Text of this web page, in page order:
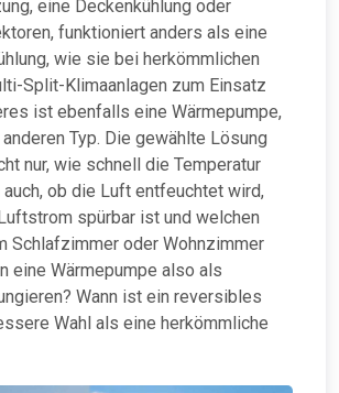
eine Deckenkühlung oder
funktioniert anders als eine
wie sie bei herkömmlichen
Split-Klimaanlagen zum Einsatz
ist ebenfalls eine Wärmepumpe,
Typ. Die gewählte Lösung
nur, wie schnell die Temperatur
ob die Luft entfeuchtet wird,
spürbar ist und welchen
Schlafzimmer oder Wohnzimmer
eine Wärmepumpe also als
Wann ist ein reversibles
Wahl als eine herkömmliche